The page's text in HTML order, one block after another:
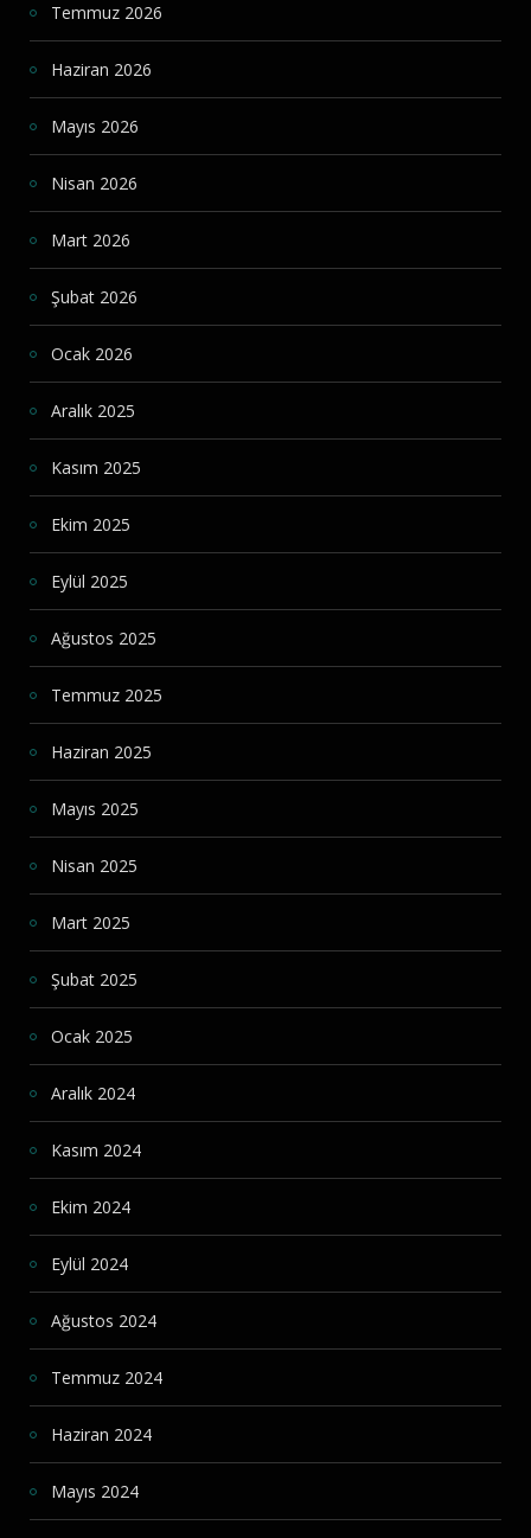
Temmuz 2026
Haziran 2026
Mayıs 2026
Nisan 2026
Mart 2026
Şubat 2026
Ocak 2026
Aralık 2025
Kasım 2025
Ekim 2025
Eylül 2025
Ağustos 2025
Temmuz 2025
Haziran 2025
Mayıs 2025
Nisan 2025
Mart 2025
Şubat 2025
Ocak 2025
Aralık 2024
Kasım 2024
Ekim 2024
Eylül 2024
Ağustos 2024
Temmuz 2024
Haziran 2024
Mayıs 2024